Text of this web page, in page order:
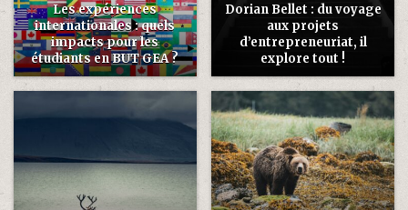
Les expériences
internationales : quels
impacts pour les
étudiants en BUT GEA ?
Dorian Bellet : du voyage
aux projets
d’entrepreneuriat, il
explore tout !